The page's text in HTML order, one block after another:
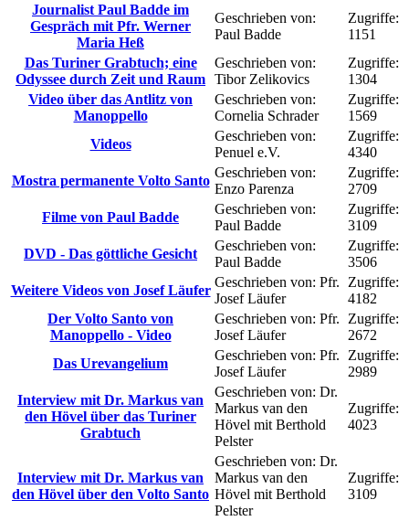
Journalist Paul Badde im
Gespräch mit Pfr. Werner
Maria Heß
Geschrieben von:
Paul Badde
Zugriffe:
1151
Das Turiner Grabtuch; eine
Odyssee durch Zeit und Raum
Geschrieben von:
Tibor Zelikovics
Zugriffe:
1304
Video über das Antlitz von
Manoppello
Geschrieben von:
Cornelia Schrader
Zugriffe:
1569
Videos
Geschrieben von:
Penuel e.V.
Zugriffe:
4340
Mostra permanente Volto Santo
Geschrieben von:
Enzo Parenza
Zugriffe:
2709
Filme von Paul Badde
Geschrieben von:
Paul Badde
Zugriffe:
3109
DVD - Das göttliche Gesicht
Geschrieben von:
Paul Badde
Zugriffe:
3506
Weitere Videos von Josef Läufer
Geschrieben von: Pfr.
Josef Läufer
Zugriffe:
4182
Der Volto Santo von
Manoppello - Video
Geschrieben von: Pfr.
Josef Läufer
Zugriffe:
2672
Das Urevangelium
Geschrieben von: Pfr.
Josef Läufer
Zugriffe:
2989
Interview mit Dr. Markus van
den Hövel über das Turiner
Grabtuch
Geschrieben von: Dr.
Markus van den
Hövel mit Berthold
Pelster
Zugriffe:
4023
Interview mit Dr. Markus van
den Hövel über den Volto Santo
Geschrieben von: Dr.
Markus van den
Hövel mit Berthold
Pelster
Zugriffe:
3109